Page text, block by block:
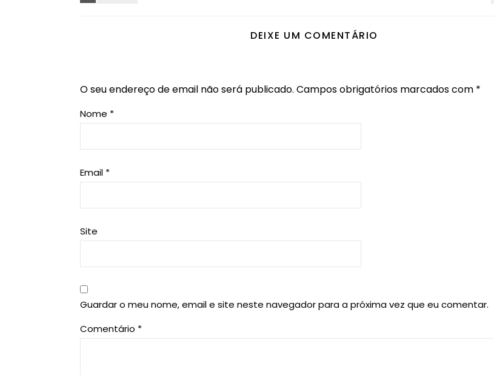
DEIXE UM COMENTÁRIO
O seu endereço de email não será publicado. Campos obrigatórios marcados com *
Nome *
Email *
Site
Guardar o meu nome, email e site neste navegador para a próxima vez que eu comentar.
Comentário *